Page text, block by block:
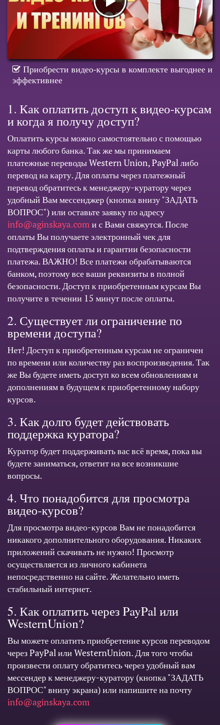
Приобрести видео-курсы в комплекте выгоднее и
эффективнее
1. Как оплатить доступ к видео-курсам
и когда я получу доступ?
Оплатить курсы можно самостоятельно с помощью
карты любого банка. Так же мы принимаем
платежные переводы Western Union, PayPal либо
перевод на карту. Для оплаты через платежный
перевод обратитесь к менеджеру-куратору через
удобный Вам мессенджер (кнопка внизу "ЗАДАТЬ
ВОПРОС") или оставьте заявку по адресу
info@aginskaya.com и с Вами свяжутся. После
оплаты Вы получаете электронный чек для
подтверждения оплаты и гарантии безопасности
платежа. ВАЖНО! Все платежи обрабатываются
банком, поэтому все ваши реквизиты в полной
безопасности. Доступ к приобретенным курсам Вы
получите в течении 15 минут после оплаты.
2. Существует ли ограничение по
времени доступа?
Нет! Доступ к приобретенным курсам не ограничен
по времени или количеству раз воспроизведения. Так
же Вы будете иметь доступ ко всем обновлениям и
дополнениям в будущем к приобретенному набору
курсов.
3. Как долго будет действовать
поддержка куратора?
Куратор будет поддерживать вас всё время, пока вы
будете заниматься, ответит на все возникшие
вопросы.
4. Что понадобится для просмотра
видео-курсов?
Для просмотра видео-курсов Вам не понадобится
никакого дополнительного оборудования. Никаких
приложений скачивать не нужно! Просмотр
осуществляется из личного кабинета
непосредственно на сайте. Желательно иметь
стабильный интернет.
5. Как оплатить через PayPal или
WesternUnion?
Вы можете оплатить приобретение курсов переводом
через PayPal или WesternUnion. Для того чтобы
произвести оплату обратитесь через удобный вам
мессендер к менеджеру-куратору (кнопка "ЗАДАТЬ
ВОПРОС" внизу экрана) или напишите на почту
info@aginskaya.com